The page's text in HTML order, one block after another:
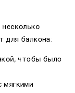
для балкона:
чтобы было
мягкими